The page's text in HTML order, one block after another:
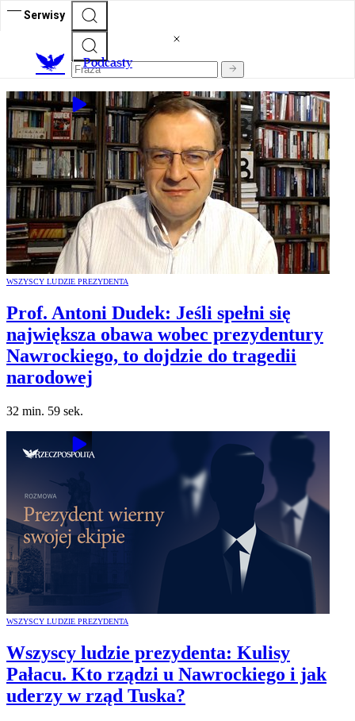
Serwisy
Podcasty
WSZYSCY LUDZIE PREZYDENTA
Prof. Antoni Dudek: Jeśli spełni się
największa obawa wobec prezydentury
Nawrockiego, to dojdzie do tragedii
narodowej
32 min. 59 sek.
WSZYSCY LUDZIE PREZYDENTA
Wszyscy ludzie prezydenta: Kulisy
Pałacu. Kto rządzi u Nawrockiego i jak
uderzy w rząd Tuska?